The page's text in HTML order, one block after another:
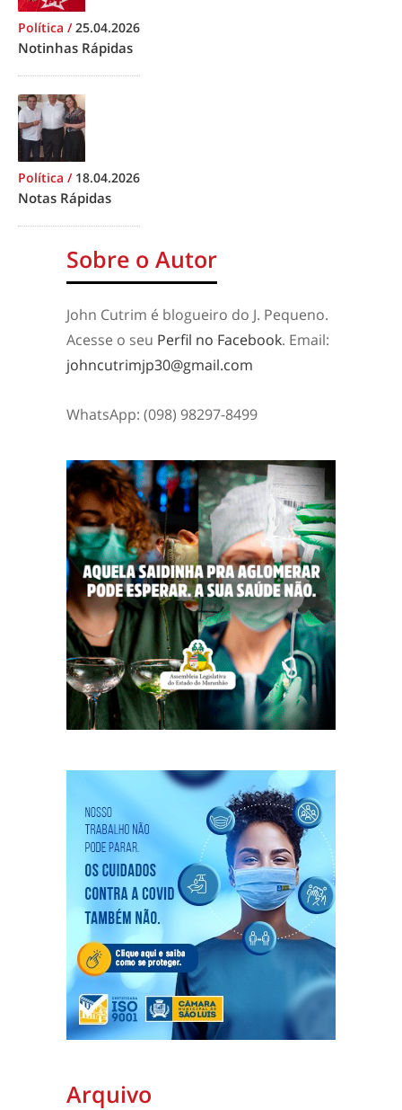
Política /25.04.2026
Notinhas Rápidas
Política / 18.04.2026
Notas Rápidas
Sobre o Autor
John Cutrim é blogueiro do J. Pequeno.
Acesse o seu Perfil no Facebook. Email:
johncutrimjp30@gmail.com
WhatsApp: (098) 98297-8499
Arquivo